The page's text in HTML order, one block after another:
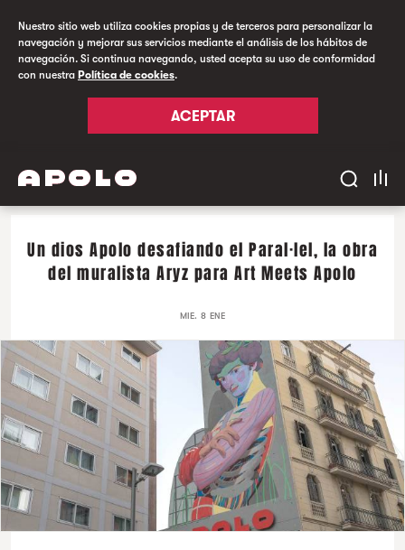
Nuestro sitio web utiliza cookies propias y de terceros para personalizar la
navegación y mejorar sus servicios mediante el análisis de los hábitos de
navegación. Si continua navegando, usted acepta su uso de conformidad
con nuestra Política de cookies.
ACEPTAR
Un dios Apolo desafiando el Paral·lel, la obra
del muralista Aryz para Art Meets Apolo
MIE. 8 ENE